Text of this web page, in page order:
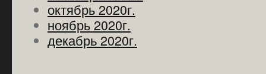
октябрь 2020г.
ноябрь 2020г.
декабрь 2020г.